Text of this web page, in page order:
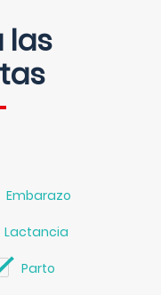
las
Embarazo
Lactancia
Parto